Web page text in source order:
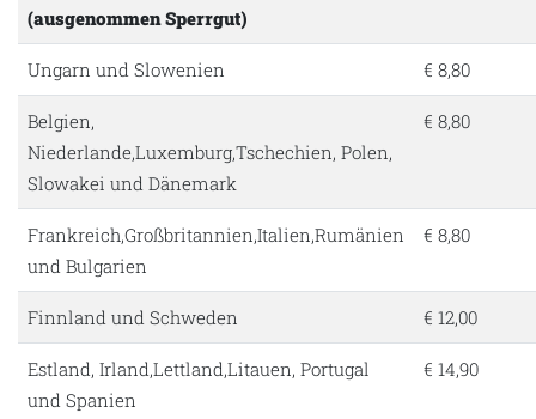
(ausgenommen Sperrgut)
Ungarn und Slowenien € 8,80
Belgien,
Niederlande,Luxemburg,Tschechien, Polen,
Slowakei und Dänemark
€ 8,80
Frankreich,Großbritannien,Italien,Rumänien
und Bulgarien
€ 8,80
Finnland und Schweden € 12,00
Estland, Irland,Lettland,Litauen, Portugal
und Spanien
€ 14,90